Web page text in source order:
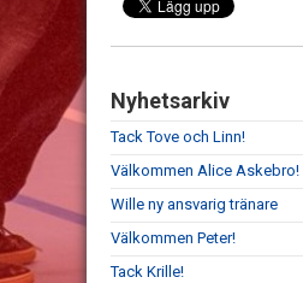
Nyhetsarkiv
Tack Tove och Linn!
Välkommen Alice Askebro!
Wille ny ansvarig tränare
Välkommen Peter!
Tack Krille!